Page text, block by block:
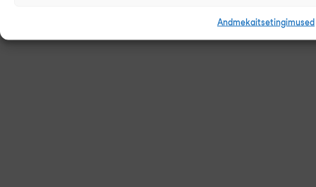
Andmekaitsetingimused